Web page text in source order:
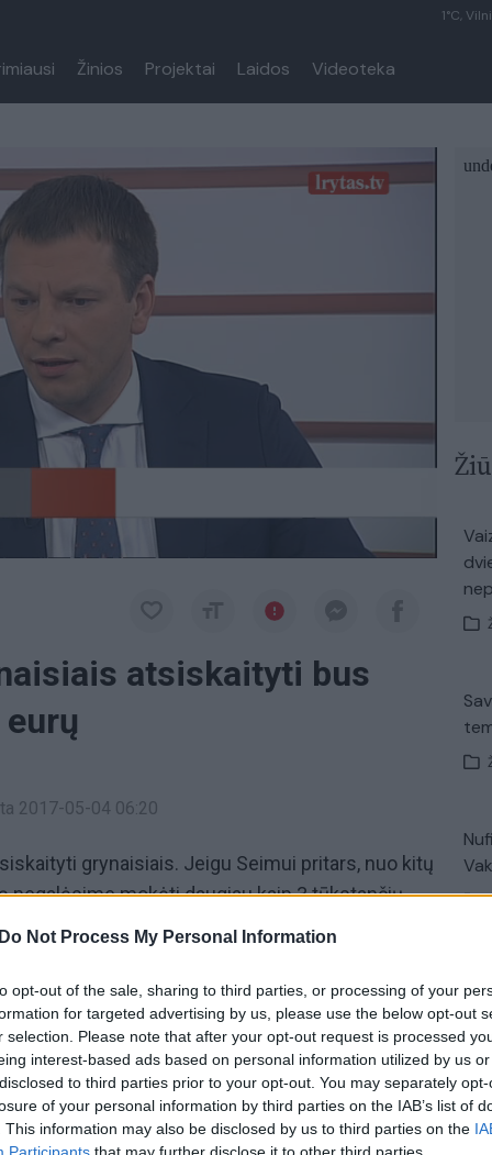
Do Not Process My Personal Information
opt-out of the sale, sharing to third parties, or processing of your
for targeted advertising by us, please use the below opt-out
selection. Please note that after your opt-out request is processed
interest-based ads based on personal information utilized by us
to third parties prior to your opt-out. You may separately
of your personal information by third parties on the IAB’s list of
This information may also be disclosed by us to third parties on the
Participants that may further disclose it to other third parties.
1°C,
Žinios Projektai Laidos Videoteka
atsiskaityti bus
2017-05-04 06:20
grynaisiais. Jeigu Seimui pritars, nuo kitų
negalėsime mokėti daugiau kaip 3 tūkstančių
ministras Vilius Šapoka.
Vilius Šapoka Finansai Pinigai